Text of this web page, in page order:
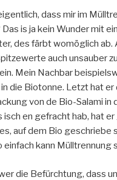
dass mir im
is ja kein Wunder mit
des färbt womöglich ab.
auch unsauber
Mein Nachbar
die Biotonne. Letzt hat er
von de Bio-Salami in
isch en gefracht hab, hat
auf dem Bio geschriebe
einfach kann Mülltrennung
die Befürchtung, dass